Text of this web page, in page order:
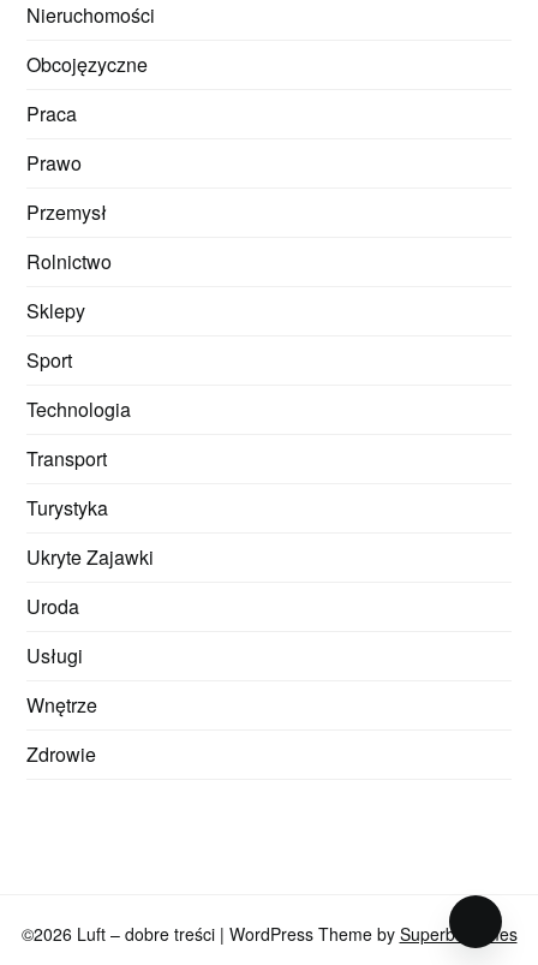
Nieruchomości
Obcojęzyczne
Praca
Prawo
Przemysł
Rolnictwo
Sklepy
Sport
Technologia
Transport
Turystyka
Ukryte Zajawki
Uroda
Usługi
Wnętrze
Zdrowie
©2026 Luft – dobre treści | WordPress Theme by SuperbThemes